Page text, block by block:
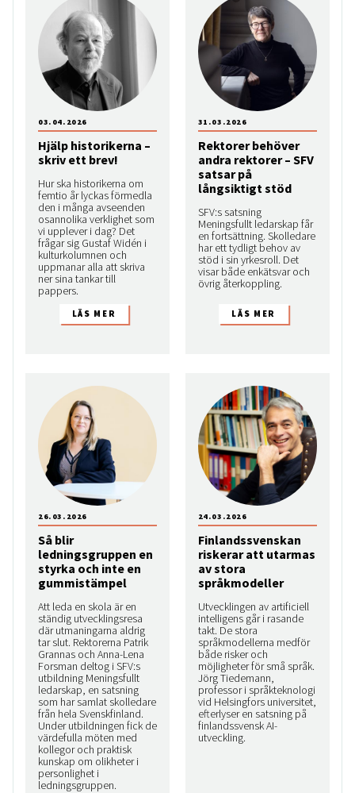
Hjälp historikerna –
skriv ett brev!
Hur ska historikerna om
femtio år lyckas förmedla
den i många avseenden
osannolika verklighet som
vi upplever i dag? Det
frågar sig Gustaf Widén i
kulturkolumnen och
uppmanar alla att skriva
ner sina tankar till
pappers.
03.04.2026
Rektorer behöver
andra rektorer – SFV
satsar på
långsiktigt stöd
SFV:s satsning
Meningsfullt ledarskap får
en fortsättning. Skolledare
har ett tydligt behov av
stöd i sin yrkesroll. Det
visar både enkätsvar och
övrig återkoppling.
31.03.2026
Så blir
ledningsgruppen en
styrka och inte en
gummistämpel
Att leda en skola är en
ständig utvecklingsresa
där utmaningarna aldrig
tar slut. Rektorerna Patrik
Grannas och Anna-Lena
Forsman deltog i SFV:s
utbildning Meningsfullt
ledarskap, en satsning
som har samlat skolledare
från hela Svenskfinland.
Under utbildningen fick de
värdefulla möten med
kollegor och praktisk
kunskap om olikheter i
personlighet i
ledningsgruppen.
26.03.2026
Finlandssvenskan
riskerar att utarmas
av stora
språkmodeller
Utvecklingen av artificiell
intelligens går i rasande
takt. De stora
språkmodellerna medför
både risker och
möjligheter för små språk.
Jörg Tiedemann,
professor i språkteknologi
vid Helsingfors universitet,
efterlyser en satsning på
finlandssvensk AI-
utveckling.
24.03.2026